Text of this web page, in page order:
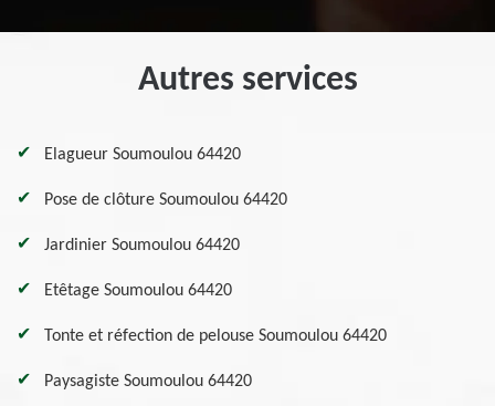
Autres services
Elagueur Soumoulou 64420
Pose de clôture Soumoulou 64420
Jardinier Soumoulou 64420
Etêtage Soumoulou 64420
Tonte et réfection de pelouse Soumoulou 64420
Paysagiste Soumoulou 64420